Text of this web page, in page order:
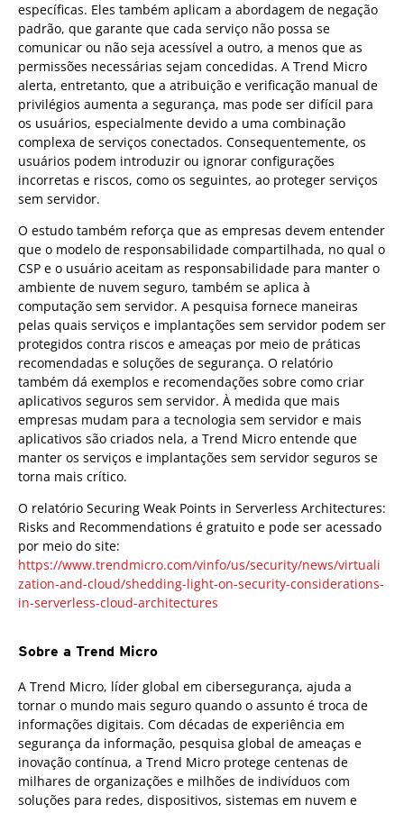
específicas. Eles também aplicam a abordagem de negação
padrão, que garante que cada serviço não possa se
comunicar ou não seja acessível a outro, a menos que as
permissões necessárias sejam concedidas. A Trend Micro
alerta, entretanto, que a atribuição e verificação manual de
privilégios aumenta a segurança, mas pode ser difícil para
os usuários, especialmente devido a uma combinação
complexa de serviços conectados. Consequentemente, os
usuários podem introduzir ou ignorar configurações
incorretas e riscos, como os seguintes, ao proteger serviços
sem servidor.
O estudo também reforça que as empresas devem entender
que o modelo de responsabilidade compartilhada, no qual o
CSP e o usuário aceitam as responsabilidade para manter o
ambiente de nuvem seguro, também se aplica à
computação sem servidor. A pesquisa fornece maneiras
pelas quais serviços e implantações sem servidor podem ser
protegidos contra riscos e ameaças por meio de práticas
recomendadas e soluções de segurança. O relatório
também dá exemplos e recomendações sobre como criar
aplicativos seguros sem servidor. À medida que mais
empresas mudam para a tecnologia sem servidor e mais
aplicativos são criados nela, a Trend Micro entende que
manter os serviços e implantações sem servidor seguros se
torna mais crítico.
O relatório Securing Weak Points in Serverless Architectures:
Risks and Recommendations é gratuito e pode ser acessado
por meio do site:
https://www.trendmicro.com/vinfo/us/security/news/virtuali
zation-and-cloud/shedding-light-on-security-considerations-
in-serverless-cloud-architectures
Sobre a Trend Micro
A Trend Micro, líder global em cibersegurança, ajuda a
tornar o mundo mais seguro quando o assunto é troca de
informações digitais. Com décadas de experiência em
segurança da informação, pesquisa global de ameaças e
inovação contínua, a Trend Micro protege centenas de
milhares de organizações e milhões de indivíduos com
soluções para redes, dispositivos, sistemas em nuvem e